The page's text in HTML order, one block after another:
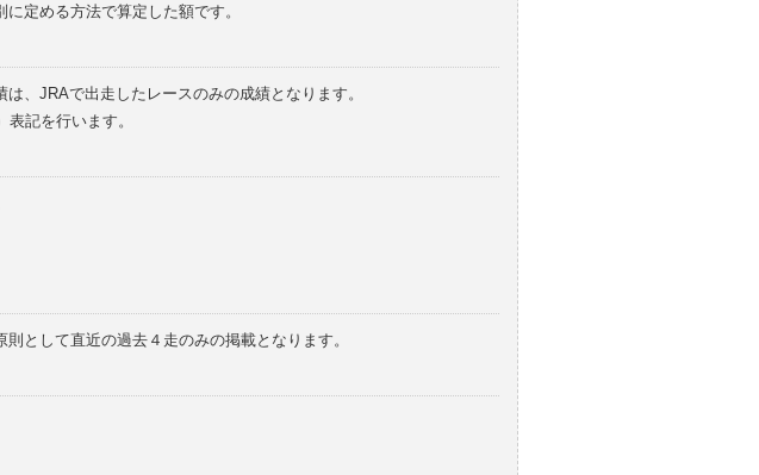
定める方法で算定した額です。
、JRAで出走したレースのみの成績となります。
記を行います。
として直近の過去４走のみの掲載となります。